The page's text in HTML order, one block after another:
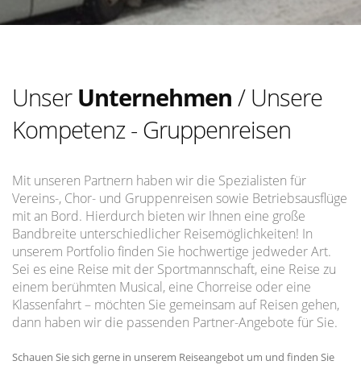
Unser Unternehmen / Unsere
Kompetenz - Gruppenreisen
Mit unseren Partnern haben wir die Spezialisten für
Vereins-, Chor- und Gruppenreisen sowie Betriebsausflüge
mit an Bord. Hierdurch bieten wir Ihnen eine große
Bandbreite unterschiedlicher Reisemöglichkeiten! In
unserem Portfolio finden Sie hochwertige jedweder Art.
Sei es eine Reise mit der Sportmannschaft, eine Reise zu
einem berühmten Musical, eine Chorreise oder eine
Klassenfahrt – möchten Sie gemeinsam auf Reisen gehen,
dann haben wir die passenden Partner-Angebote für Sie.
Schauen Sie sich gerne in unserem Reiseangebot um und finden Sie